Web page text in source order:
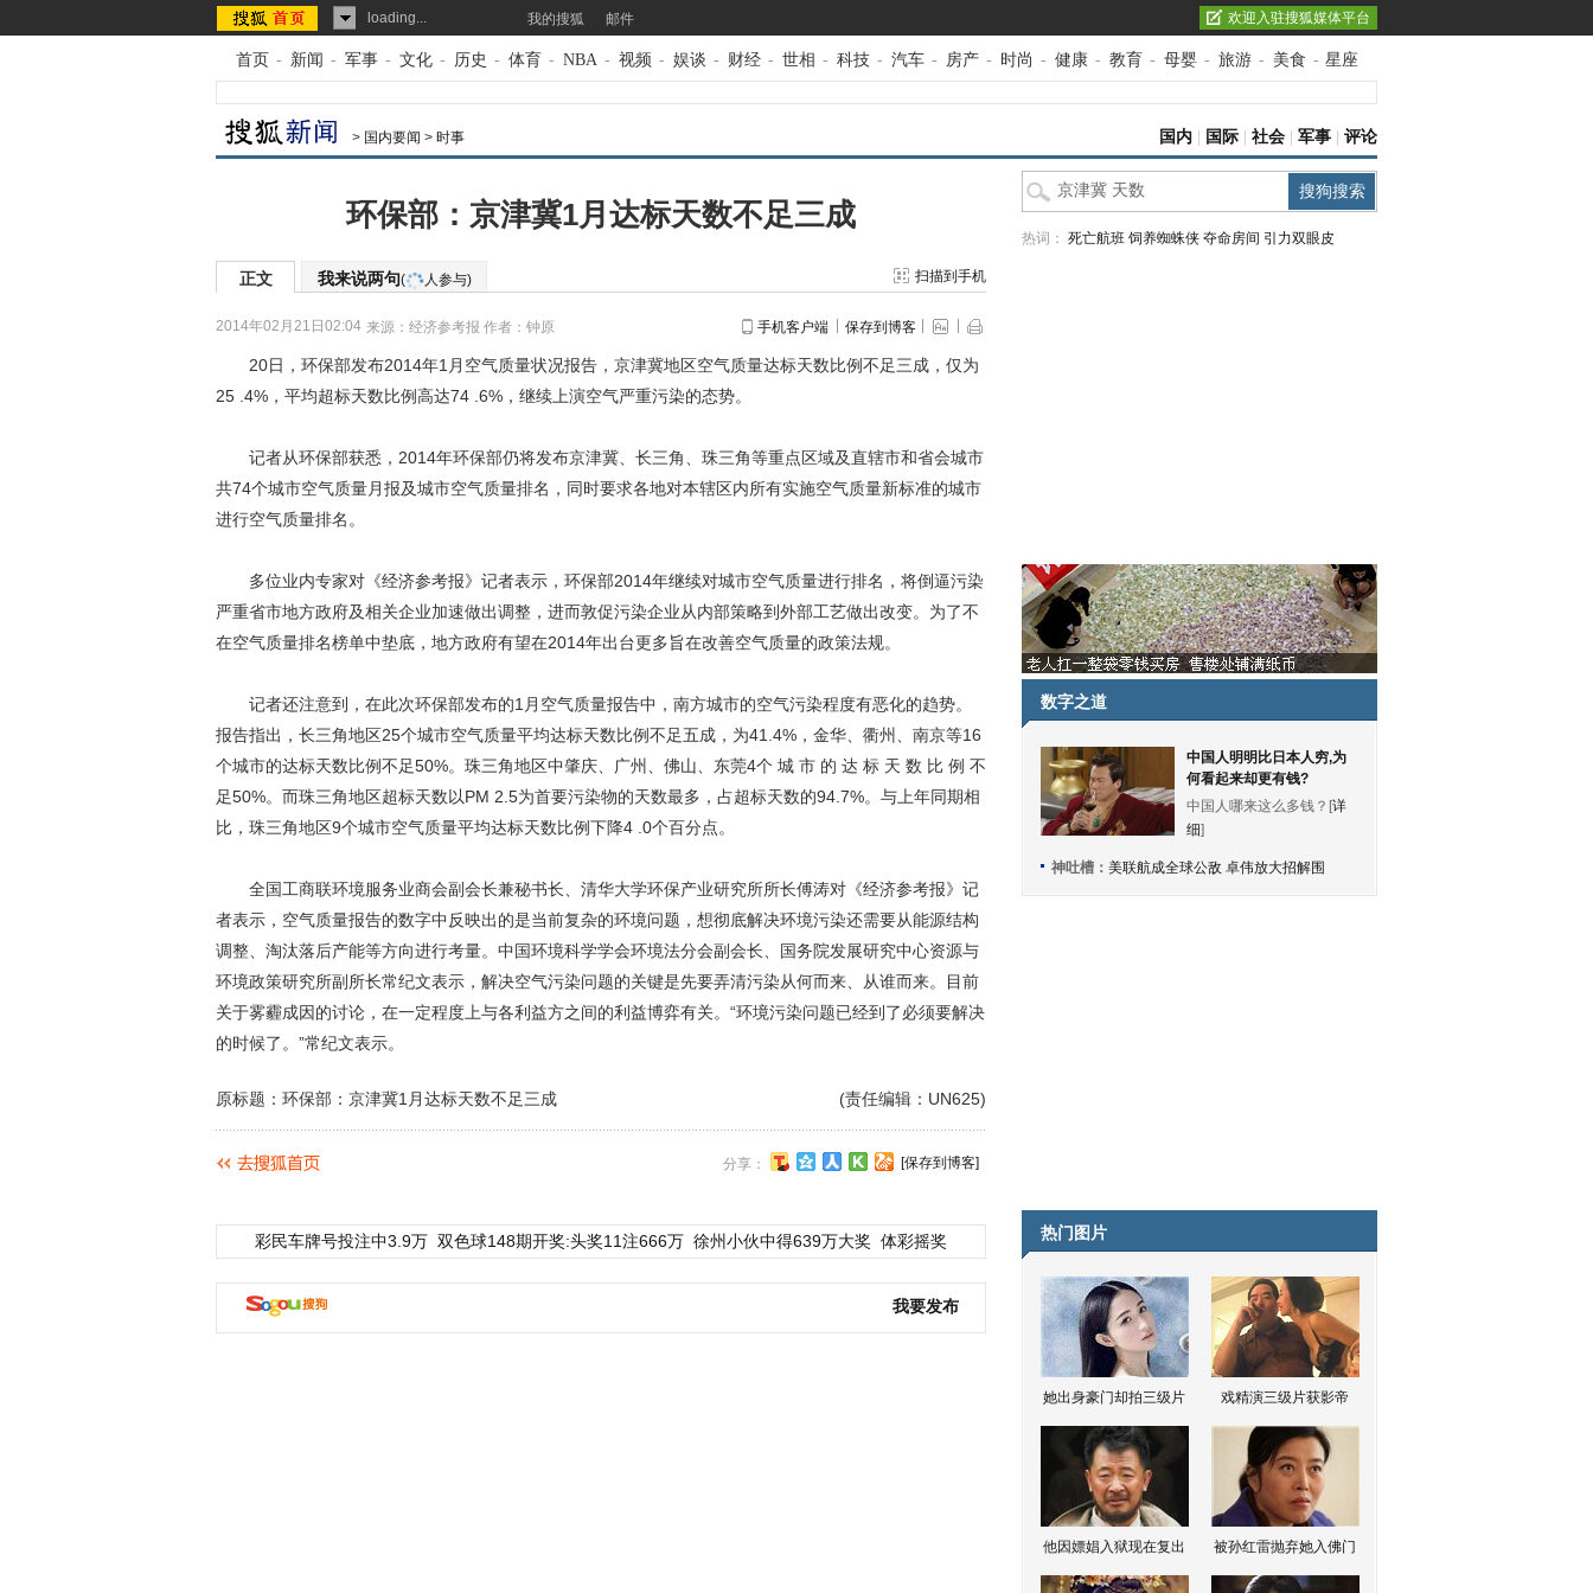
loading... 我的搜狐 邮件 欢迎入驻搜狐媒体平台
首页 - 新闻 - 军事 - 文化 - 历史 - 体育 - NBA - 视频 - 娱谈 - 财经 - 世相 - 科技 - 汽车 - 房产 - 时尚 - 健康 - 教育 - 母婴 - 旅游 - 美食 - 星座
> 国内要闻 > 时事 国内 国际 社会 军事 评论
环保部：京津冀1月达标天数不足三成
正文 我来说两句( 人参与) 扫描到手机
2014年02月21日02:04 来源： 经济参考报 作者：钟原 手机客户端 保存到博客
20日，环保部发布2014年1月空气质量状况报告，京津冀地区空气质量达标天数比例不足三成，仅为
25 .4%，平均超标天数比例高达74 .6%，继续上演空气严重污染的态势。
记者从环保部获悉，2014年环保部仍将发布京津冀、长三角、珠三角等重点区域及直辖市和省会城市
共74个城市空气质量月报及城市空气质量排名，同时要求各地对本辖区内所有实施空气质量新标准的城市
进行空气质量排名。
多位业内专家对《经济参考报》记者表示，环保部2014年继续对城市空气质量进行排名，将倒逼污染
严重省市地方政府及相关企业加速做出调整，进而敦促污染企业从内部策略到外部工艺做出改变。为了不
在空气质量排名榜单中垫底，地方政府有望在2014年出台更多旨在改善空气质量的政策法规。
记者还注意到，在此次环保部发布的1月空气质量报告中，南方城市的空气污染程度有恶化的趋势。
报告指出，长三角地区25个城市空气质量平均达标天数比例不足五成，为41.4%，金华、衢州、南京等16
个城市的达标天数比例不足50%。珠三角地区中肇庆、广州、佛山、东莞4个 城 市 的 达 标 天 数 比 例 不
足50%。而珠三角地区超标天数以PM 2.5为首要污染物的天数最多，占超标天数的94.7%。与上年同期相
比，珠三角地区9个城市空气质量平均达标天数比例下降4 .0个百分点。
全国工商联环境服务业商会副会长兼秘书长、清华大学环保产业研究所所长傅涛对《经济参考报》记
者表示，空气质量报告的数字中反映出的是当前复杂的环境问题，想彻底解决环境污染还需要从能源结构
调整、淘汰落后产能等方向进行考量。中国环境科学学会环境法分会副会长、国务院发展研究中心资源与
环境政策研究所副所长常纪文表示，解决空气污染问题的关键是先要弄清污染从何而来、从谁而来。目前
关于雾霾成因的讨论，在一定程度上与各利益方之间的利益博弈有关。“环境污染问题已经到了必须要解决
的时候了。”常纪文表示。
(责任编辑：UN625)
原标题：环保部：京津冀1月达标天数不足三成
分享： [保存到博客]
彩民车牌号投注中3.9万 双色球148期开奖:头奖11注666万 徐州小伙中得639万大奖 体彩摇奖
我要发布
热词： 死亡航班 饲养蜘蛛侠 夺命房间 引力双眼皮
数字之道
中国人明明比日本人穷,为
何看起来却更有钱?
中国人哪来这么多钱？[详
细]
神吐槽： 美联航成全球公敌 卓伟放大招解围
热门图片
她出身豪门却拍三级片 戏精演三级片获影帝
他因嫖娼入狱现在复出 被孙红雷抛弃她入佛门